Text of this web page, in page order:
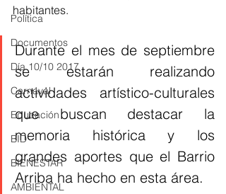
Política
Documentos
Día 10/10 2017
Carnaval
Educación
BID
BIENESTAR
AMBIENTAL
habitantes.
Durante el mes de septiembre
se estarán realizando
actividades artístico-culturales
que buscan destacar la
memoria histórica y los
grandes aportes que el Barrio
Arriba ha hecho en esta área.